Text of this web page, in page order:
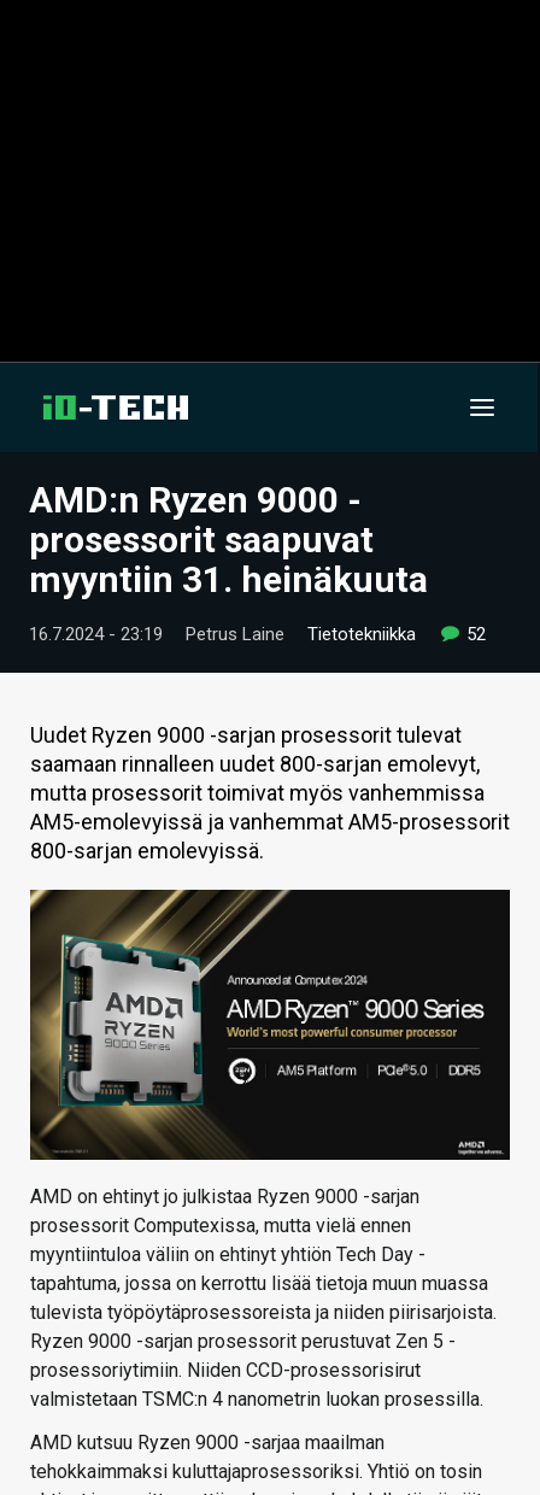
UUTISET
ARTIKKELIT
VIDEOT
TECHBBS
TIETOA
HINTA.FI
KAUPPA
HAKU
AMD:n Ryzen 9000 -
prosessorit saapuvat
myyntiin 31. heinäkuuta
16.7.2024 - 23:19 Petrus Laine Tietotekniikka 52
Uudet Ryzen 9000 -sarjan prosessorit tulevat
saamaan rinnalleen uudet 800-sarjan emolevyt,
mutta prosessorit toimivat myös vanhemmissa
AM5-emolevyissä ja vanhemmat AM5-prosessorit
800-sarjan emolevyissä.
AMD on ehtinyt jo julkistaa Ryzen 9000 -sarjan
prosessorit Computexissa, mutta vielä ennen
myyntiintuloa väliin on ehtinyt yhtiön Tech Day -
tapahtuma, jossa on kerrottu lisää tietoja muun muassa
tulevista työpöytäprosessoreista ja niiden piirisarjoista.
Ryzen 9000 -sarjan prosessorit perustuvat Zen 5 -
prosessoriytimiin. Niiden CCD-prosessorisirut
valmistetaan TSMC:n 4 nanometrin luokan prosessilla.
AMD kutsuu Ryzen 9000 -sarjaa maailman
tehokkaimmaksi kuluttajaprosessoriksi. Yhtiö on tosin